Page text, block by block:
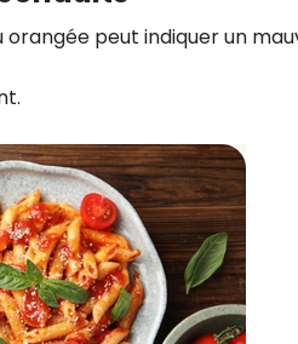
orangée peut indiquer un